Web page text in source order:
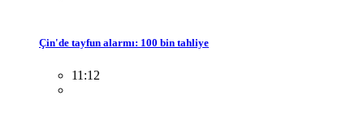
Çin'de tayfun alarmı: 100 bin tahliye
11:12